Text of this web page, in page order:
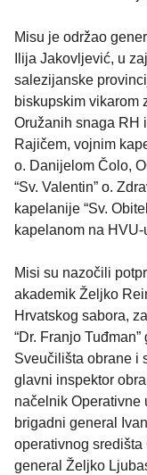
Misu je održao
Ilija Jakovljević, u
salezijanske
biskupskim vikarom
Oružanih snaga RH
Rajičem, vojnim
o. Danijelom Čolo,
“Sv. Valentin” o.
kapelanije “Sv.
kapelanom na
Misi su nazočili
akademik Željko
Hrvatskog sabora,
“Dr. Franjo
Sveučilišta obrane i
glavni inspektor
načelnik Operativne
brigadni general
operativnog
general Željko